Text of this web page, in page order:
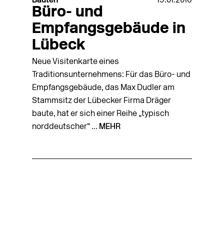
Büro- und
Empfangsgebäude in
Lübeck
Neue Visitenkarte eines
Traditionsunternehmens: Für das Büro- und
Empfangsgebäude, das Max Dudler am
Stammsitz der Lübecker Firma Dräger
baute, hat er sich einer Reihe „typisch
norddeutscher“ ... MEHR